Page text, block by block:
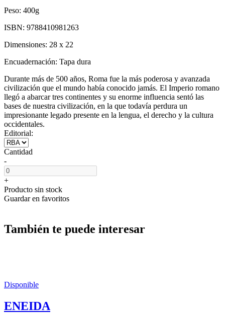
Peso: 400g
ISBN: 9788410981263
Dimensiones: 28 x 22
Encuadernación: Tapa dura
Durante más de 500 años, Roma fue la más poderosa y avanzada
civilización que el mundo había conocido jamás. El Imperio romano
llegó a abarcar tres continentes y su enorme influencia sentó las
bases de nuestra civilización, en la que todavía perdura un
impresionante legado presente en la lengua, el derecho y la cultura
occidentales.
Editorial:
Cantidad
-
+
Producto sin stock
Guardar en favoritos
También te puede interesar
Disponible
ENEIDA